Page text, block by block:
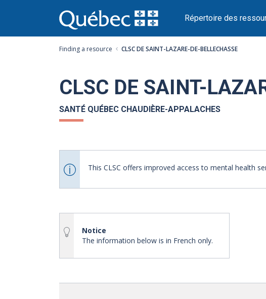
au
contenu
Répertoire des
Finding a resource CLSC DE SAINT-LAZARE-DE-BELLECHASSE
CLSC DE SAINT-
SANTÉ QUÉBEC CHAUDIÈRE-APPALACHES
This CLSC offers improved access to mental health
Notice
The information below is in French only.